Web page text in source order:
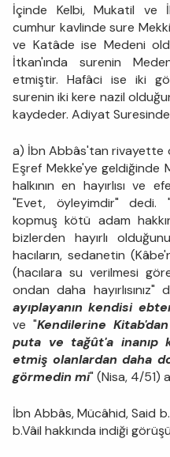
İçinde Kelbi, Mukatil ve
cumhur kavlinde sure
ve Katâde ise Medeni
İtkan'ında surenin
etmiştir. Hafâci ise iki
surenin iki kere nazil
kaydeder. Adiyat
a) İbn Abbâs'tan rivayette
Eşref Mekke'ye geldiğinde
halkının en hayırlısı ve
"Evet, öyleyimdir" dedi.
kopmuş kötü adam
bizlerden hayırlı
hacıların, sedanetin
(hacılara su verilmesi
ondan daha hayırlısınız"
ayıplayanın kendisi
ve "Kendilerine
puta ve tağût'a inanıp
etmiş olanlardan daha
görmedin mi" (Nisa, 4/51)
İbn Abbâs, Mücâhid, Said
b.Vâil hakkında indiği